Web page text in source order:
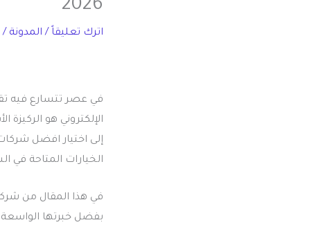
2026
اترك تعليقاً / المدونة /
في عصر تتسارع فيه
الإلكتروني هو
إلى اختيار افضل
الخيارات المتاحة في
في هذا المقال من
بفضل خبرتها الواسعة